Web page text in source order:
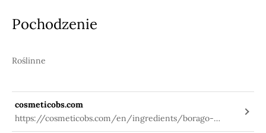
Pochodzenie
Roślinne
cosmeticobs.com
https://cosmeticobs.com/en/ingredients/borago-